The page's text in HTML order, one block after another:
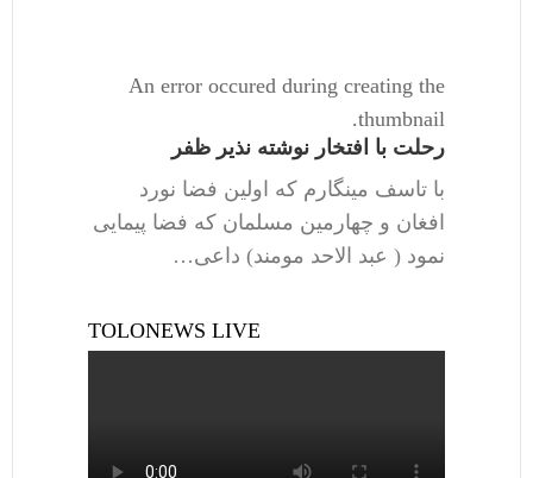
An error occured during creating the
thumbnail.
رحلت با افتخار نوشته نذیر ظفر
با تاسف مینگارم که اولین فضا نورد
افغان و چهارمین مسلمان که فضا پیمایی
نمود ( عبد الاحد مومند) داعی…
TOLONEWS LIVE